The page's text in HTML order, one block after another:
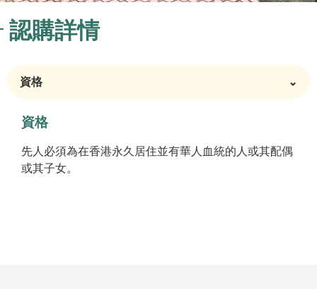
認購詳情
資格 ⌄
資格
先人必須為在香港永久居住並有華人血統的人或其配偶
或其子女。